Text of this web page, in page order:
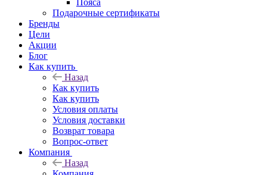
Пояса
Подарочные сертификаты
Бренды
Цели
Акции
Блог
Как купить
Назад
Как купить
Как купить
Условия оплаты
Условия доставки
Возврат товара
Вопрос-ответ
Компания
Назад